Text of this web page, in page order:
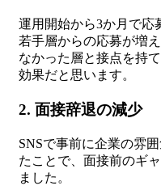
運用開始から3か月で応
若手層からの応募が増
なかった層と接点を持
効果だと思います。
2. 面接辞退の減少
SNSで事前に企業の雰
たことで、面接前のギ
ました。